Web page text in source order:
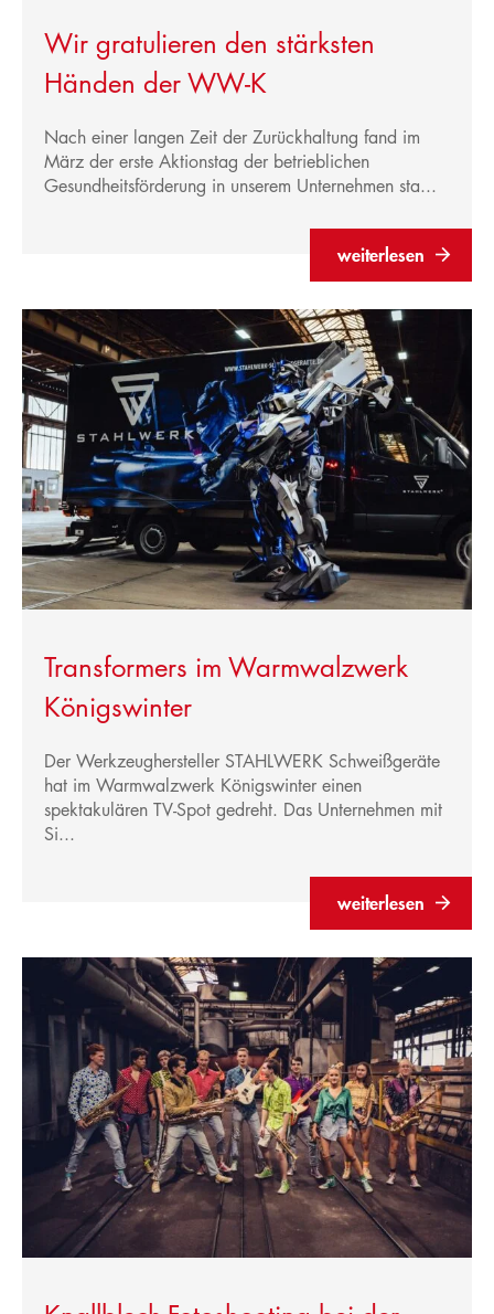
Service
Produktberatung
Versand
Karriere
Aktuelles
Wir gratulieren den stärksten
Händen der WW-K
Nach einer langen Zeit der Zurückhaltung fand im
März der erste Aktionstag der betrieblichen
Gesundheitsförderung in unserem Unternehmen sta...
weiterlesen
Transformers im Warmwalzwerk
Königswinter
Der Werkzeughersteller STAHLWERK Schweißgeräte
hat im Warmwalzwerk Königswinter einen
spektakulären TV-Spot gedreht. Das Unternehmen mit
Si...
weiterlesen